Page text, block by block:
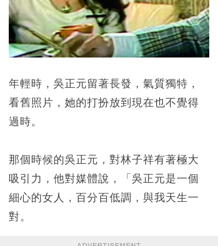
年輕時，吳正元留著長發，氣質獨特，
看舊照片，她的打扮放到現在也不覺得
過時。
那個時候的吳正元，對林子祥有著極大
吸引力，他對媒體說，「吳正元是一個
細心的女人，百分百低調，與我天生一
對。